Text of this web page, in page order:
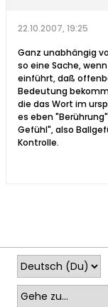
22.10.2007, 19:25
Ganz unabhängig
so eine Sache,
einführt, daß
Bedeutung
die das Wort im
es eben
Gefühl", also
Kontrolle.